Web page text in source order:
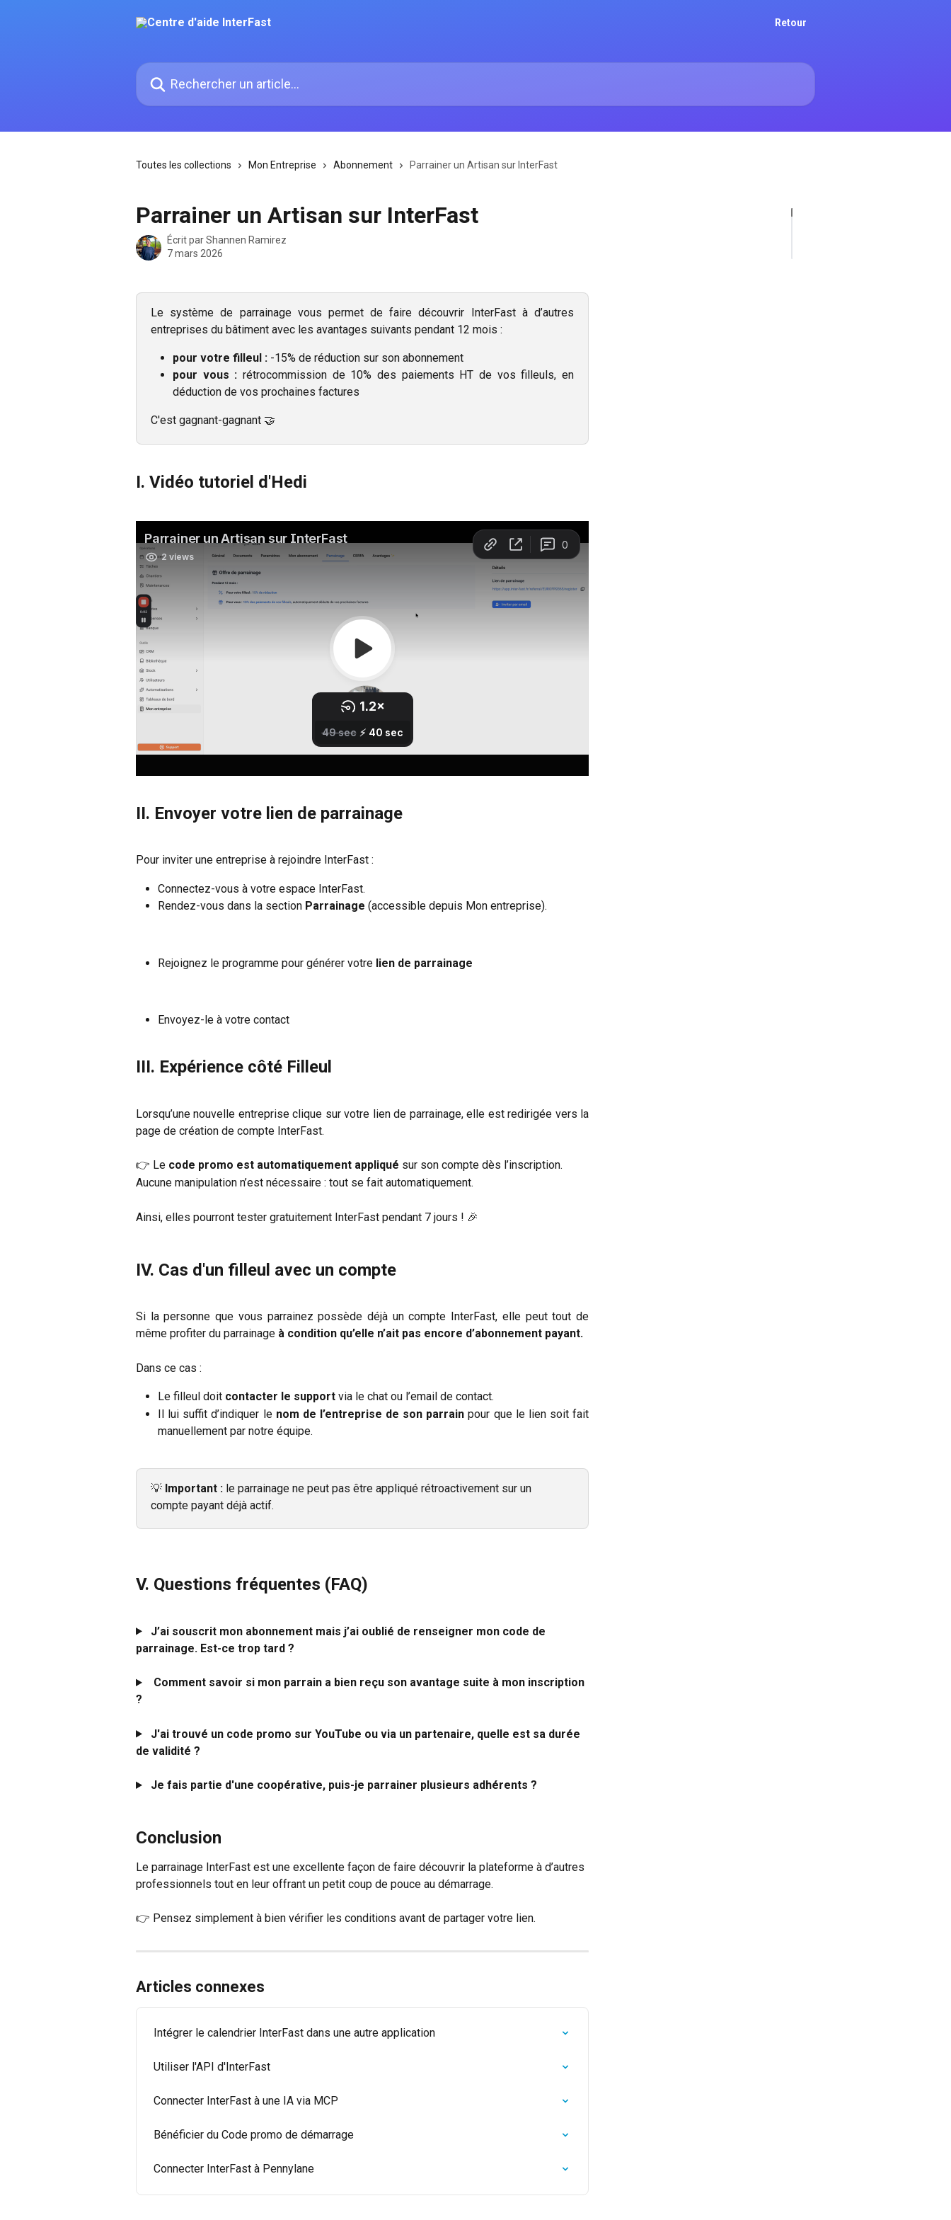
Retour
Rechercher un article...
Toutes les collections Mon Entreprise Abonnement Parrainer un Artisan sur InterFast
Parrainer un Artisan sur InterFast
Écrit parShannen Ramirez
7 mars 2026
Le système de parrainage vous permet de faire découvrir InterFast à d’autres
entreprises du bâtiment avec les avantages suivants pendant 12 mois :
pour votre filleul : -15% de réduction sur son abonnement
pour vous : rétrocommission de 10% des paiements HT de vos filleuls, en
déduction de vos prochaines factures
C'est gagnant-gagnant 🤝
I. Vidéo tutoriel d'Hedi
II. Envoyer votre lien de parrainage
Pour inviter une entreprise à rejoindre InterFast :
Connectez-vous à votre espace InterFast.
Rendez-vous dans la section Parrainage (accessible depuis Mon entreprise).
Rejoignez le programme pour générer votre lien de parrainage
Envoyez-le à votre contact
III. Expérience côté Filleul
Lorsqu’une nouvelle entreprise clique sur votre lien de parrainage, elle est redirigée vers la
page de création de compte InterFast.
👉 Le code promo est automatiquement appliqué sur son compte dès l’inscription.
Aucune manipulation n’est nécessaire : tout se fait automatiquement.
Ainsi, elles pourront tester gratuitement InterFast pendant 7 jours ! 🎉
IV. Cas d'un filleul avec un compte
Si la personne que vous parrainez possède déjà un compte InterFast, elle peut tout de
même profiter du parrainage à condition qu’elle n’ait pas encore d’abonnement payant.
Dans ce cas :
Le filleul doit contacter le support via le chat ou l’email de contact.
Il lui suffit d’indiquer le nom de l’entreprise de son parrain pour que le lien soit fait
manuellement par notre équipe.
💡 Important : le parrainage ne peut pas être appliqué rétroactivement sur un
compte payant déjà actif.
V. Questions fréquentes (FAQ)
J’ai souscrit mon abonnement mais j’ai oublié de renseigner mon code de
parrainage. Est-ce trop tard ?
Comment savoir si mon parrain a bien reçu son avantage suite à mon inscription
?
J'ai trouvé un code promo sur YouTube ou via un partenaire, quelle est sa durée
de validité ?
Je fais partie d'une coopérative, puis-je parrainer plusieurs adhérents ?
Conclusion
Le parrainage InterFast est une excellente façon de faire découvrir la plateforme à d’autres
professionnels tout en leur offrant un petit coup de pouce au démarrage.
👉 Pensez simplement à bien vérifier les conditions avant de partager votre lien.
Articles connexes
Intégrer le calendrier InterFast dans une autre application
Utiliser l'API d'InterFast
Connecter InterFast à une IA via MCP
Bénéficier du Code promo de démarrage
Connecter InterFast à Pennylane